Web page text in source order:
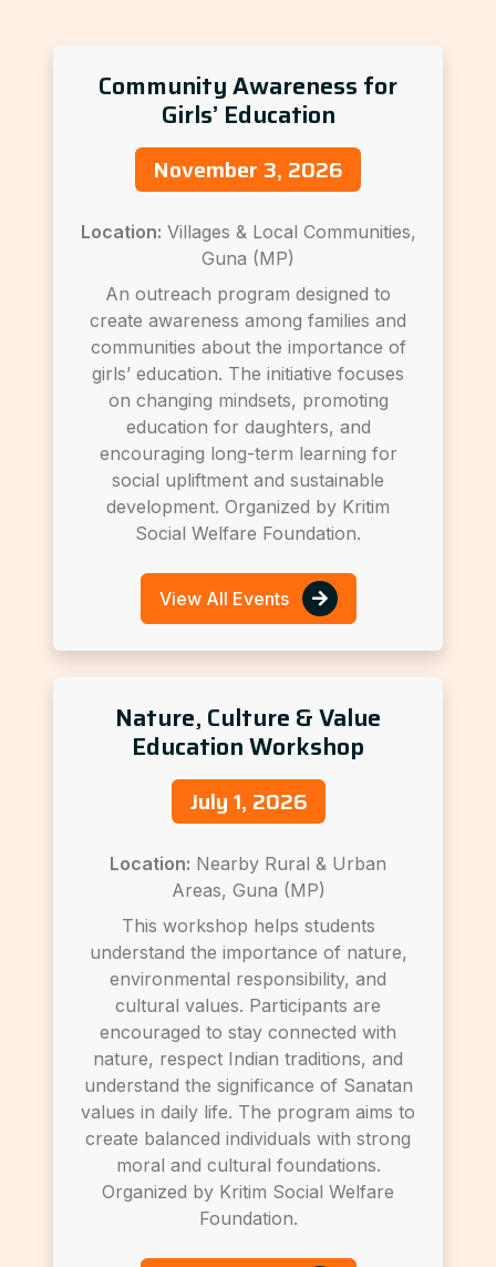
Community Awareness for
Girls’ Education
November 3, 2026
Location: Villages & Local Communities,
Guna (MP)
An outreach program designed to
create awareness among families and
communities about the importance of
girls’ education. The initiative focuses
on changing mindsets, promoting
education for daughters, and
encouraging long-term learning for
social upliftment and sustainable
development. Organized by Kritim
Social Welfare Foundation.
View All Events
Nature, Culture & Value
Education Workshop
July 1, 2026
Location: Nearby Rural & Urban
Areas, Guna (MP)
This workshop helps students
understand the importance of nature,
environmental responsibility, and
cultural values. Participants are
encouraged to stay connected with
nature, respect Indian traditions, and
understand the significance of Sanatan
values in daily life. The program aims to
create balanced individuals with strong
moral and cultural foundations.
Organized by Kritim Social Welfare
Foundation.